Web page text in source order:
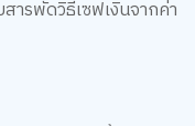
ดการลดค่าน้ำค่าไฟใน